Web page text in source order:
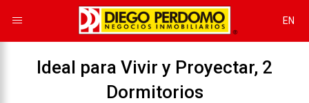
EN
Ideal para Vivir y Proyectar, 2
Dormitorios